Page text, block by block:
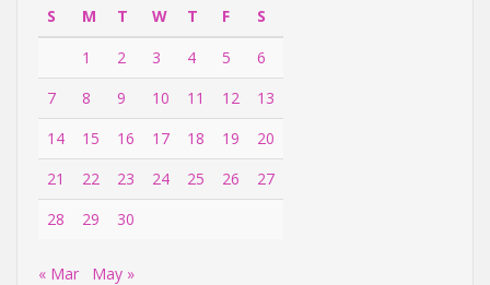
S
M T W T F
S
1
2 3 4 5
6
7
8 9 10 11 12
13
14
15 16 17 18 19
20
21
22 23 24 25 26
27
28
29 30
« Mar May »